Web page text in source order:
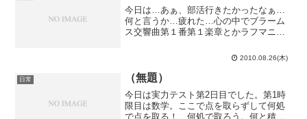
今日は…あぁ、部活行きたかったなぁ…
何と言うか…疲れた…心の中でブラーム
ス交響曲第１番第１楽章とかラフマニノ
コフィエフトッカータが鳴り響いている
気がする…鬱だ…そういう訳で、もうお
分かりかと思いますが、今...
2010.08.26(木)
日常 （無題）
今日は実力テスト第2日目でした。第1時
限目は数学。ここで点を取らずして何処
で点を取る！…何処で取ろう。何と積分